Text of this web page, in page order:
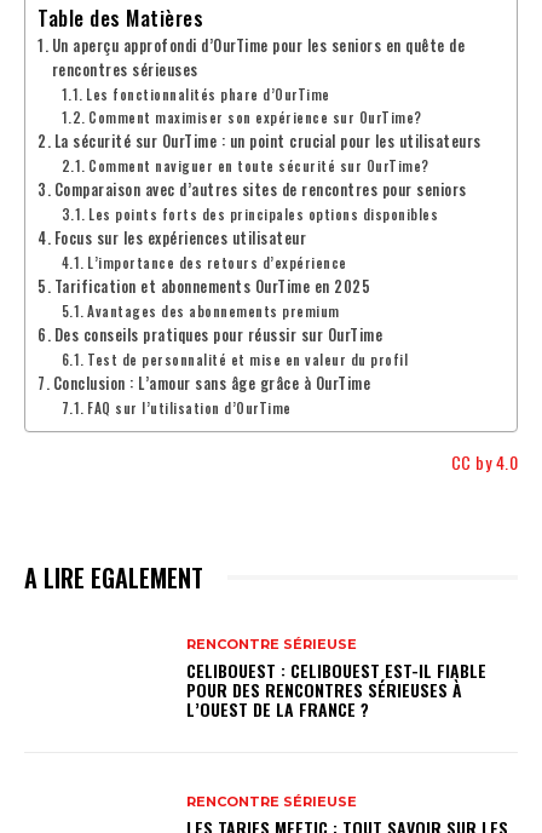
Table des Matières
Un aperçu approfondi d’OurTime pour les seniors en quête de
rencontres sérieuses
Les fonctionnalités phare d’OurTime
Comment maximiser son expérience sur OurTime?
La sécurité sur OurTime : un point crucial pour les utilisateurs
Comment naviguer en toute sécurité sur OurTime?
Comparaison avec d’autres sites de rencontres pour seniors
Les points forts des principales options disponibles
Focus sur les expériences utilisateur
L’importance des retours d’expérience
Tarification et abonnements OurTime en 2025
Avantages des abonnements premium
Des conseils pratiques pour réussir sur OurTime
Test de personnalité et mise en valeur du profil
Conclusion : L’amour sans âge grâce à OurTime
FAQ sur l’utilisation d’OurTime
CC by 4.0
A LIRE EGALEMENT
RENCONTRE SÉRIEUSE
CELIBOUEST : CELIBOUEST EST-IL FIABLE
POUR DES RENCONTRES SÉRIEUSES À
L’OUEST DE LA FRANCE ?
RENCONTRE SÉRIEUSE
LES TARIFS MEETIC : TOUT SAVOIR SUR LES